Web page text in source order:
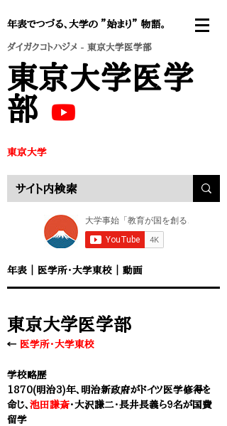
年表でつづる、大学の ”始まり” 物語。
ダイガクコトハジメ - 東京大学医学部
東京大学医学
部
​東京大学
年表 ｜ 医学所・大学東校 動画
学校略歴
1870(明治3)年、明治新政府がドイツ医学修得を
命じ、 池田謙斎・大沢謙二・長井長義ら9名が国費
留学
東京大学医学部
← 医学所・大学東校